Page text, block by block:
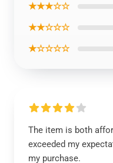
★★★☆☆
★★☆☆☆
★☆☆☆☆
The item is both
exceeded my
my purchase.